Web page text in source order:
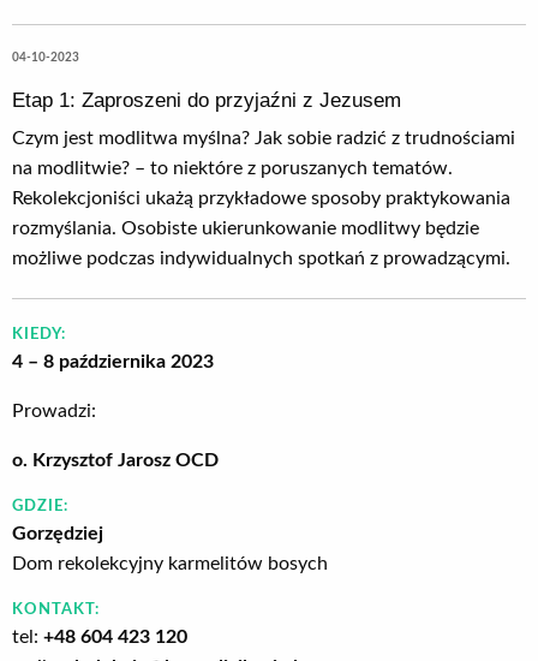
04-10-2023
Etap 1: Zaproszeni do przyjaźni z Jezusem
Czym jest modlitwa myślna? Jak sobie radzić z trudnościami
na modlitwie? – to niektóre z poruszanych tematów.
Rekolekcjoniści ukażą przykładowe sposoby praktykowania
rozmyślania. Osobiste ukierunkowanie modlitwy będzie
możliwe podczas indywidualnych spotkań z prowadzącymi.
KIEDY:
4 – 8 października 2023
Prowadzi:
o. Krzysztof Jarosz OCD
GDZIE:
Gorzędziej
Dom rekolekcyjny karmelitów bosych
KONTAKT:
tel: +48 604 423 120